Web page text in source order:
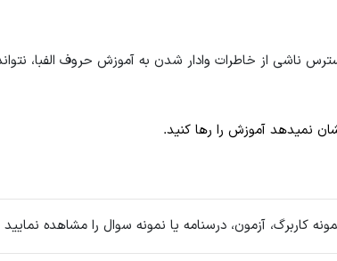
از خاطرات وادار شدن به آموزش حروف الفبا،
نمیدهد آموزش را رها کنید.
کاربرگ، آزمون، درسنامه یا نمونه سوال را مشاهده نمایید